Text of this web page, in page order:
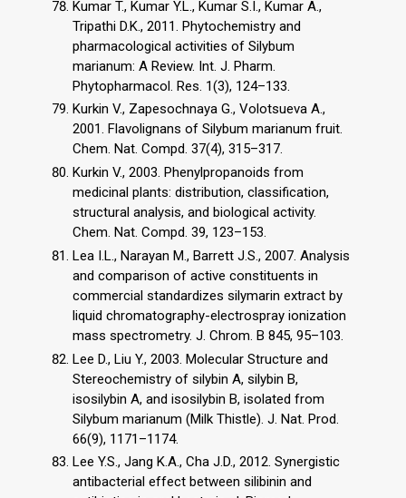
Kumar T., Kumar Y.L., Kumar S.I., Kumar A.,
Tripathi D.K., 2011. Phytochemistry and
pharmacological activities of Silybum
marianum: A Review. Int. J. Pharm.
Phytopharmacol. Res. 1(3), 124–133.
Kurkin V., Zapesochnaya G., Volotsueva A.,
2001. Flavolignans of Silybum marianum fruit.
Chem. Nat. Compd. 37(4), 315–317.
Kurkin V., 2003. Phenylpropanoids from
medicinal plants: distribution, classification,
structural analysis, and biological activity.
Chem. Nat. Compd. 39, 123–153.
Lea I.L., Narayan M., Barrett J.S., 2007. Analysis
and comparison of active constituents in
commercial standardizes silymarin extract by
liquid chromatography-electrospray ionization
mass spectrometry. J. Chrom. B 845, 95–103.
Lee D., Liu Y., 2003. Molecular Structure and
Stereochemistry of silybin A, silybin B,
isosilybin A, and isosilybin B, isolated from
Silybum marianum (Milk Thistle). J. Nat. Prod.
66(9), 1171–1174.
Lee Y.S., Jang K.A., Cha J.D., 2012. Synergistic
antibacterial effect between silibinin and